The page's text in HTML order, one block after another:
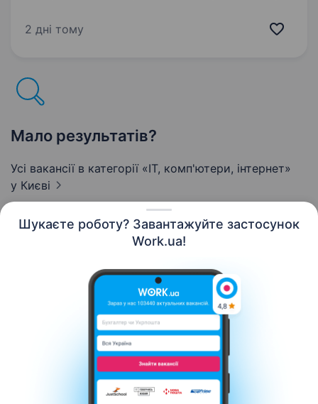
Шукаєте роботу? Завантажуйте застосунок
Work.ua!
програмних продуктів для бухгалтерів та
2 дні тому
Мало результатів?
Усі вакансії в категорії «IT, комп'ютери, інтернет»
у Києві
Контакти Про нас
Кар’єра
Допомога Умови використання